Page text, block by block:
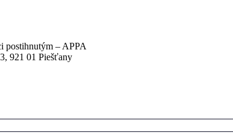
postihnutým – APPA
921 01 Piešťany